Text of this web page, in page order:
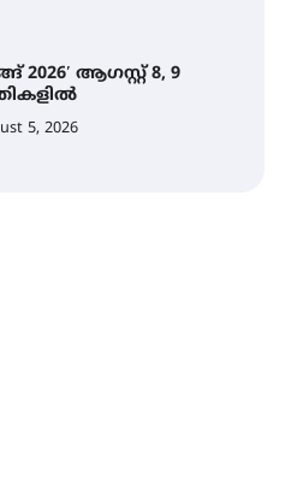
മഴയ്ക്കും കാറ്റിനും
മീറ്റർ മഴ ലഭിച്ചു